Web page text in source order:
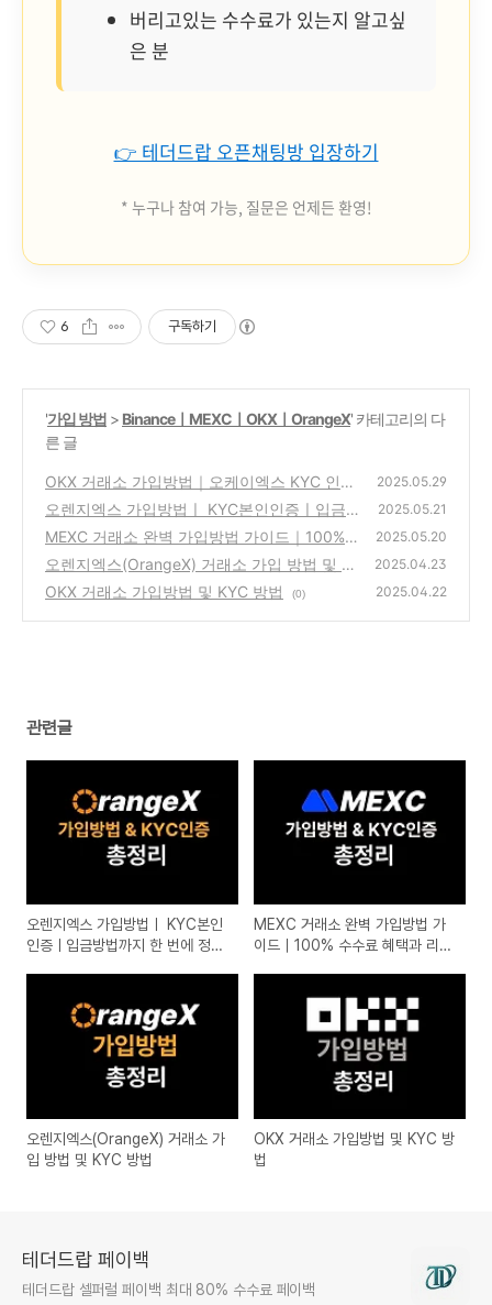
버리고있는 수수료가 있는지 알고싶
은 분
👉 테더드랍 오픈채팅방 입장하기
* 누구나 참여 가능, 질문은 언제든 환영!
6 구독하기
'가입 방법 > BinanceㅣMEXCㅣOKXㅣOrangeX' 카테고리의 다
른 글
OKX 거래소 가입방법｜오케이엑스 KYC 인증
까지 한 번에 정리 (2025)
(11)
2025.05.29
오렌지엑스 가입방법ㅣ KYC본인인증ㅣ입금
방법까지 한 번에 정리 (2025 최신)
(54)
2025.05.21
MEXC 거래소 완벽 가입방법 가이드｜100%
수수료 혜택과 리워드 받는 꿀팁 총정리
(11)
2025.05.20
오렌지엑스(OrangeX) 거래소 가입 방법 및 K
YC 방법
(4)
2025.04.23
OKX 거래소 가입방법 및 KYC 방법 (0) 2025.04.22
관련글
오렌지엑스 가입방법ㅣ KYC본인
인증ㅣ입금방법까지 한 번에 정리
MEXC 거래소 완벽 가입방법 가
이드｜100% 수수료 혜택과 리워
오렌지엑스(OrangeX) 거래소 가
입 방법 및 KYC 방법
OKX 거래소 가입방법 및 KYC 방
법
테더드랍 페이백
테더드랍 셀퍼럴 페이백 최대 80% 수수료 페이백